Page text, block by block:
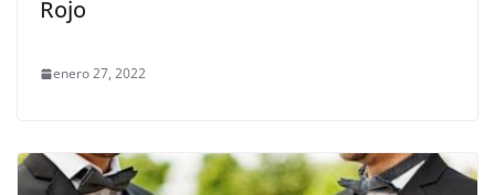
Rojo
enero 27, 2022